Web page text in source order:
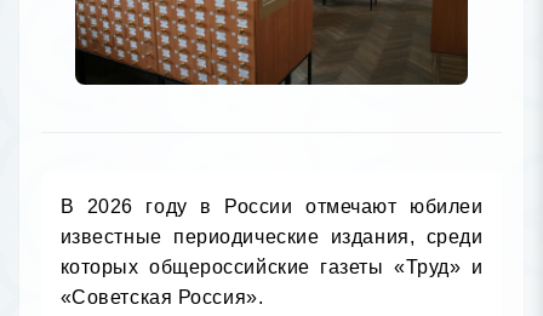
В 2026 году в России отмечают юбилеи
известные периодические издания, среди
которых общероссийские газеты «Труд» и
«Советская Россия».